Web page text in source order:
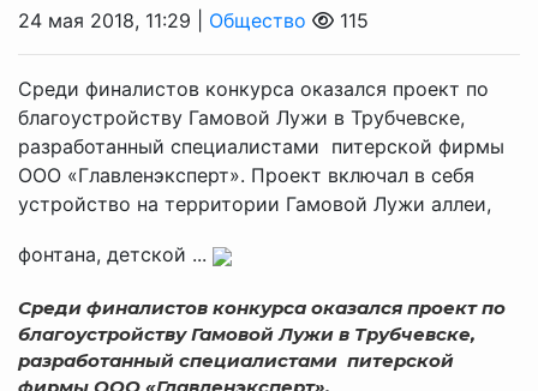
24 мая 2018, 11:29 | Общество 115
Среди финалистов конкурса оказался проект по
благоустройству Гамовой Лужи в Трубчевске,
разработанный специалистами питерской фирмы
ООО «Главленэксперт». Проект включал в себя
устройство на территории Гамовой Лужи аллеи,
фонтана, детской ...
Среди финалистов конкурса оказался проект по
благоустройству Гамовой Лужи в Трубчевске,
разработанный специалистами питерской